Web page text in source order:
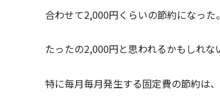
合わせて2,000円くらいの節約になった。
たったの2,000円と思われるかもしれな
特に毎月毎月発生する固定費の節約は、